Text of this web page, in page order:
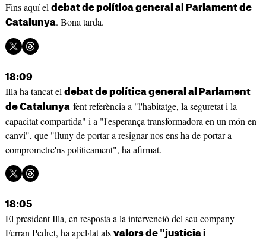
Fins aquí el debat de política general al Parlament de
Catalunya. Bona tarda.
18:09
Illa ha tancat el debat de política general al Parlament
de Catalunyafent referència a "l'habitatge, la seguretat i la
capacitat compartida" i a "l'esperança transformadora en un món en
canvi", que "lluny de portar a resignar-nos ens ha de portar a
comprometre'ns políticament", ha afirmat.
18:05
El president Illa, en resposta a la intervenció del seu company
Ferran Pedret, ha apel·lat als valors de "justícia i